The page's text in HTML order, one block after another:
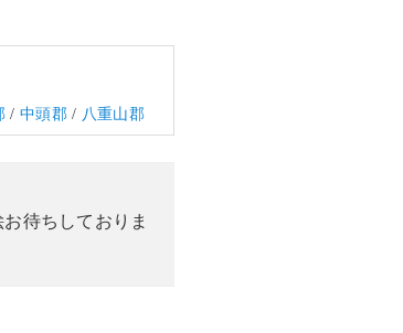
/中頭郡/ 八重山郡
待ちしておりま